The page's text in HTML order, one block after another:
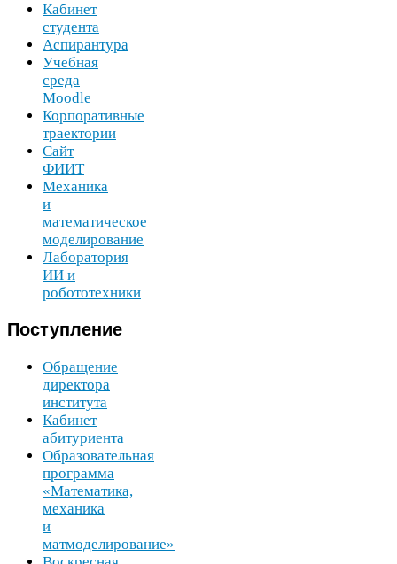
Кабинет
студента
Аспирантура
Учебная
среда
Moodle
Корпоративные
траектории
Сайт
ФИИТ
Механика
и
математическое
моделирование
Лаборатория
ИИ и
робототехники
Поступление
Обращение
директора
института
Кабинет
абитуриента
Образовательная
программа
«Математика,
механика
и
матмоделирование»